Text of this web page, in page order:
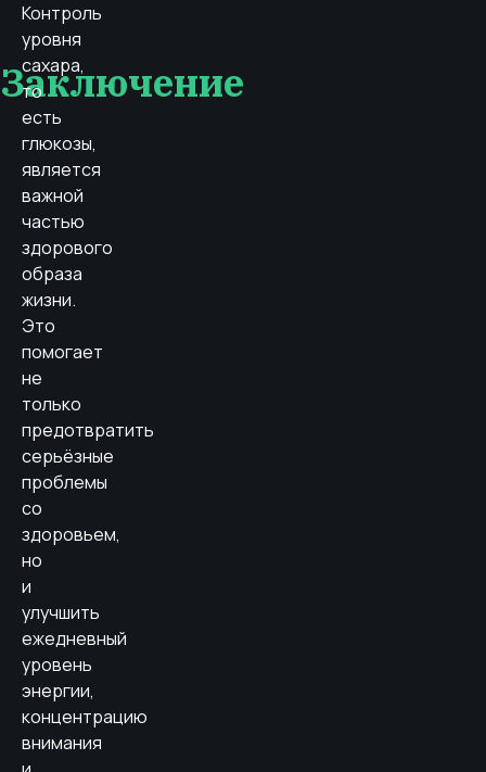
Заключение
Контроль
уровня
сахара,
то
есть
глюкозы,
является
важной
частью
здорового
образа
жизни.
Это
помогает
не
только
предотвратить
серьёзные
проблемы
со
здоровьем,
но
и
улучшить
ежедневный
уровень
энергии,
концентрацию
внимания